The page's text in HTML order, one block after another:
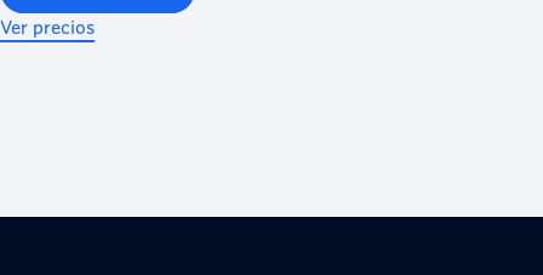
Ver precios